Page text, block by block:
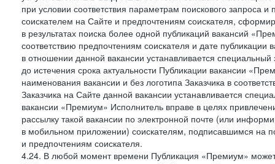
при условии соответствия параметрам поискового
соискателем на Сайте и предпочтениям соискателя,
в результатах поиска более одной публикаций вакансий
соответствию предпочтениям соискателя и дате
в отношении данной вакансии устанавливается
до истечения срока актуальности Публикации вакансии
наименования вакансии и без логотипа Заказчика в
Заказчика на Сайте данной вакансии устанавливается
вакансии «Премиум» Исполнитель вправе в целях
рассылку такой вакансии по электронной почте (или
в мобильном приложении) соискателям, подписавшимся на
и предпочтениям соискателя.
4.24. В любой момент времени Публикация «Премиум»